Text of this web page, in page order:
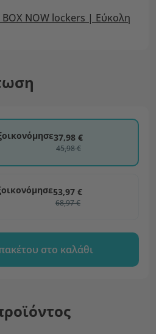
BOX NOW lockers | Εύκολη
37,98 €
45,98 €
53,97 €
68,97 €
στο καλάθι